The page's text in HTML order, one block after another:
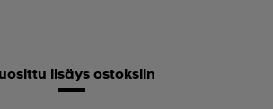
lisäys ostoksiin